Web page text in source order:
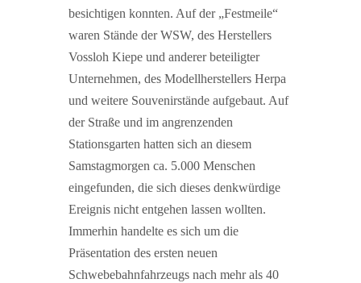
besichtigen konnten. Auf der „Festmeile“
waren Stände der WSW, des Herstellers
Vossloh Kiepe und anderer beteiligter
Unternehmen, des Modellherstellers Herpa
und weitere Souvenirstände aufgebaut. Auf
der Straße und im angrenzenden
Stationsgarten hatten sich an diesem
Samstagmorgen ca. 5.000 Menschen
eingefunden, die sich dieses denkwürdige
Ereignis nicht entgehen lassen wollten.
Immerhin handelte es sich um die
Präsentation des ersten neuen
Schwebebahnfahrzeugs nach mehr als 40